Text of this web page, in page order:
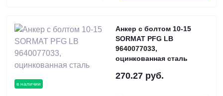
в наличии
Анкер с болтом 10-15
SORMAT PFG LB
9640077033,
оцинкованная сталь
270.27 руб.